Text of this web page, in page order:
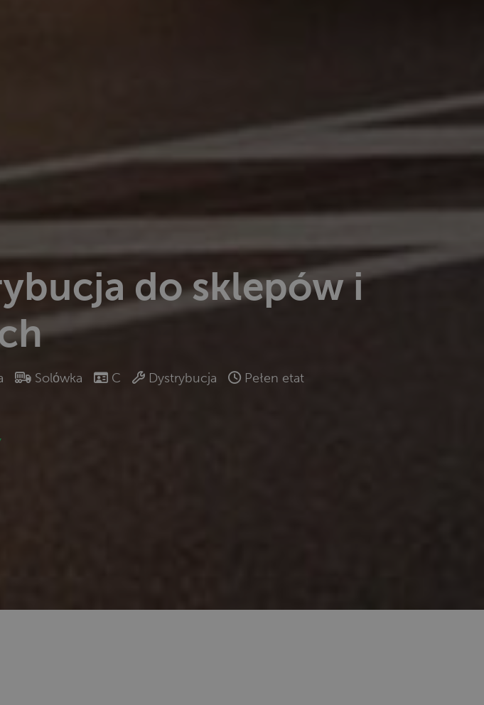
do sklepów i
Solόwka C Dystrybucja Pełen etat